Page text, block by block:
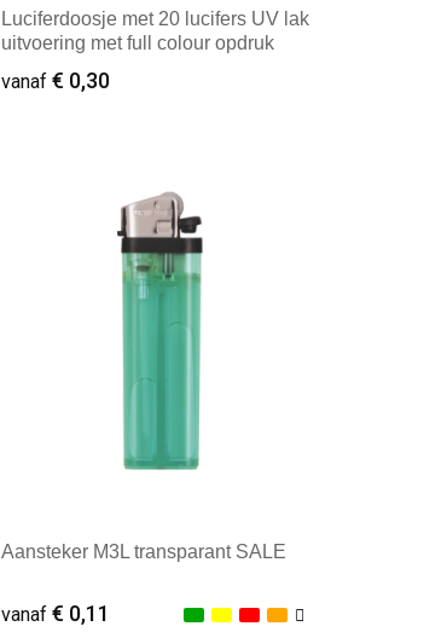
Luciferdoosje met 20 lucifers UV lak
uitvoering met full colour opdruk
vanaf € 0,30
Minimale afname: 2.500
Aansteker M3L transparant SALE
vanaf € 0,11